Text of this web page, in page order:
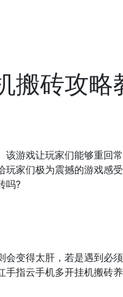
搬砖攻
戏让玩家们能够重回
家们极为震撼的游戏感
吗?
得太肝，若是遇到必
指云手机多开挂机搬砖养